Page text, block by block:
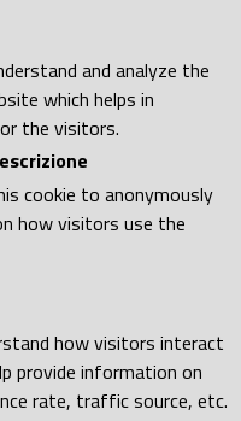
and analyze the
which helps in
the visitors.
cookie to anonymously
how visitors use the
how visitors interact
provide information on
rate, traffic source, etc.